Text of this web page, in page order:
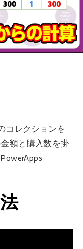
コレクションを
額と購入数を掛